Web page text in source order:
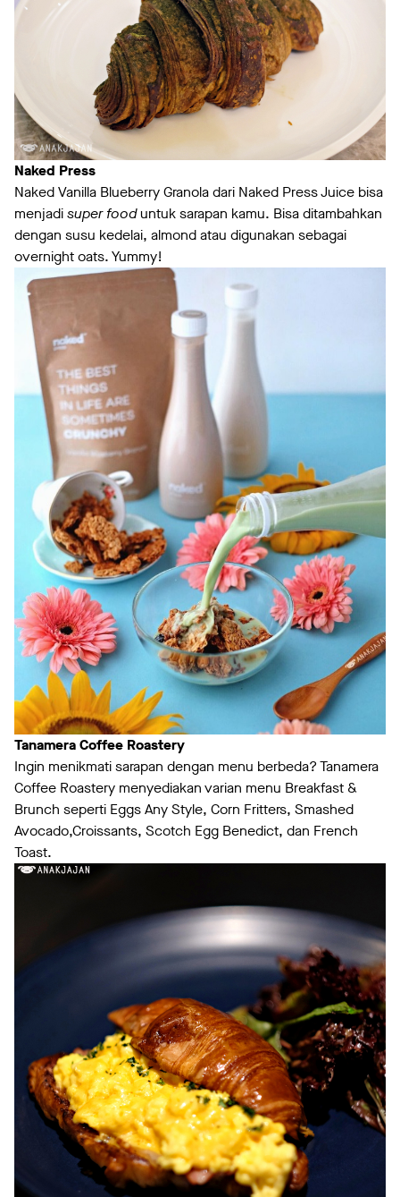
Naked Press
Naked Vanilla Blueberry Granola dari Naked Press Juice bisa
menjadisuper fooduntuk sarapan kamu. Bisa ditambahkan
dengan susu kedelai, almond atau digunakan sebagai
overnight oats. Yummy!
TanameraCoffee Roastery
Ingin menikmati sarapan dengan menu berbeda? Tanamera
Coffee Roastery menyediakan varian menu Breakfast &
Brunch seperti Eggs Any Style, Corn Fritters, Smashed
Avocado,Croissants, Scotch Egg Benedict, dan French
Toast.